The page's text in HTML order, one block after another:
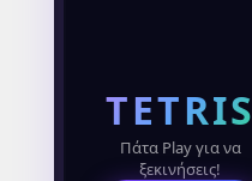
TETRIS
Πάτα Play για να
ξεκινήσεις!